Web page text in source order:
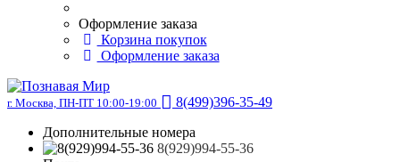
Оформление заказа
Корзина покупок
Оформление заказа
г. Москва, ПН-ПТ 10:00-19:00
8(499)396-35-49
Дополнительные номера
8(929)994-55-36